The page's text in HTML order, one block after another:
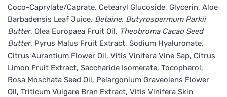
Coco-Caprylate/Caprate, Cetearyl Glucoside, Glycerin, Aloe
Barbadensis Leaf Juice, Betaine, Butyrospermum Parkii
Butter, Olea Europaea Fruit Oil, Theobroma Cacao Seed
Butter, Pyrus Malus Fruit Extract, Sodium Hyaluronate,
Citrus Aurantium Flower Oil, Vitis Vinifera Vine Sap, Citrus
Limon Fruit Extract, Saccharide Isomerate, Tocopherol,
Rosa Moschata Seed Oil, Pelargonium Graveolens Flower
Oil, Triticum Vulgare Bran Extract, Vitis Vinifera Skin